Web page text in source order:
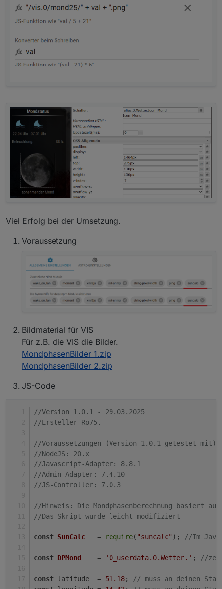
Viel Erfolg bei der Umsetzung.
Voraussetzung
Bildmaterial für VIS
Für z.B. die VIS die Bilder.
MondphasenBilder 1.zip
MondphasenBilder 2.zip
JS-Code
//Version 1.0.1 - 29.03.2025
//Ersteller Ro75.
//Voraussetzungen (Version 1.0.1 getestet mit)
//NodeJS: 20.x
//Javascript-Adapter: 8.8.1
//Admin-Adapter: 7.4.10
//JS-Controller: 7.0.3
//Hinweis: Die Mondphasenberechnung basiert
//Das Skript wurde leicht modifiziert
const SunCalc
   =
require( "suncalc" ); //Im
const DPMond
    =
'0_userdata.0.Wetter.' ; //
const latitude  = 51.18;
// muss an deinen